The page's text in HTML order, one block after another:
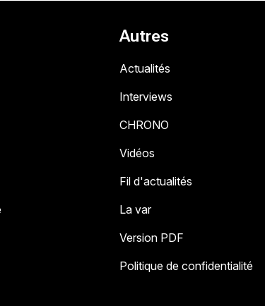
Autres
Actualités
Interviews
CHRONO
Vidéos
Fil d'actualités
La var
Version PDF
Politique de confidentialité